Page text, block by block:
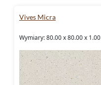
Vives Micra
Wymiary: 80.00 x 80.00 x 1.00